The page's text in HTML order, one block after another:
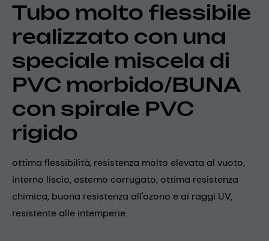
Tubo molto flessibile
realizzato con una
speciale miscela di
PVC morbido/BUNA
con spirale PVC
rigido
ottima flessibilità, resistenza molto elevata al vuoto,
interno liscio, esterno corrugato, ottima resistenza
chimica, buona resistenza all'ozono e ai raggi UV,
resistente alle intemperie